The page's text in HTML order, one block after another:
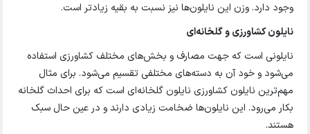
وجود دارد. وزن این نایلو‌ن‌ها نیز نسبت به بقیه زیاد‌تر است.
نایلون کشاورزی و گلخانه‌ای
نایلونی است که جهت مصارف و بخش‌های مختلف کشاورزی استفاده
می‌شود و خود آن به دسته‌های مختلفی تقسیم می‌شود. برای مثال
مهم‌ترین نایلون کشاورزی نایلون گلخانه‌ای است که برای احداث گلخانه
بکار می‌رود. این نایلون‌ها ضخامت زیادی دارند و در عین حال سبک
هستند.